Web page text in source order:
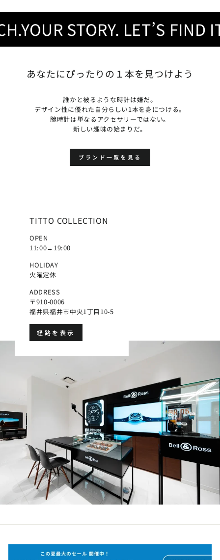
STORY. LET’S FIND IT.
あなたにぴったりの１本を見つけよう
誰かと被るような時計は嫌だ。
デザイン性に優れた自分らしい1本を身につける。
腕時計は単なるアクセサリーではない。
新しい趣味の始まりだ。
ブランド一覧を見る
TITTO COLLECTION
OPEN
11:00→19:00
HOLIDAY
火曜定休
ADDRESS
〒910-0006
福井県福井市中央1丁目10-5
経路を表示